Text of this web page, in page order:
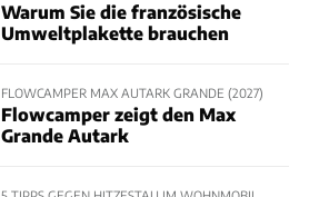
Warum Sie die französische
Umweltplakette brauchen
FLOWCAMPER MAX AUTARK GRANDE (2027)
Flowcamper zeigt den Max
Grande Autark